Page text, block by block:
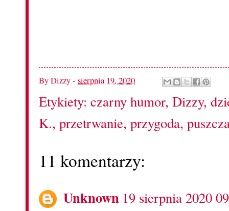
ByDizzy- sierpnia 19, 2020
Etykiety: czarny humor, Dizzy,
K., przetrwanie, przygoda,
11 komentarzy:
Unknown 19 sierpnia 2020